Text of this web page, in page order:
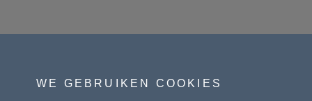
WE GEBRUIKEN COOKIES